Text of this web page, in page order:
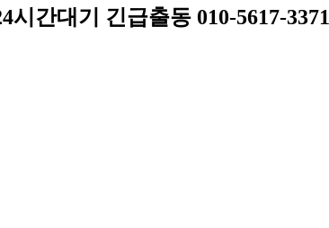
간대기 긴급출동 010-5617-3371